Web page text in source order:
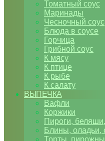
Томатный соус
Маринады
Чесночный соус
Блюда в соусе
Горчица
Грибной соус
К мясу
К птице
К рыбе
К салату
ВЫПЕЧКА
Вафли
Коржики
Пироги,
Блины, оладьи,
Торты,